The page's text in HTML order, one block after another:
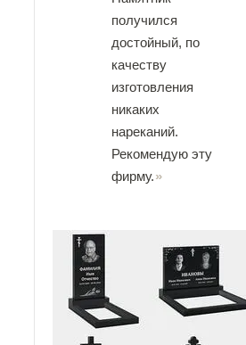
получился
достойный, по
качеству
изготовления
никаких
нареканий.
Рекомендую эту
фирму.